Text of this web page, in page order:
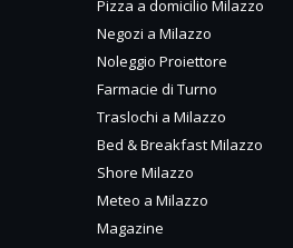
Pizza a domicilio Milazzo
Negozi a Milazzo
Noleggio Proiettore
Farmacie di Turno
Traslochi a Milazzo
Bed & Breakfast Milazzo
Shore Milazzo
Meteo a Milazzo
Magazine